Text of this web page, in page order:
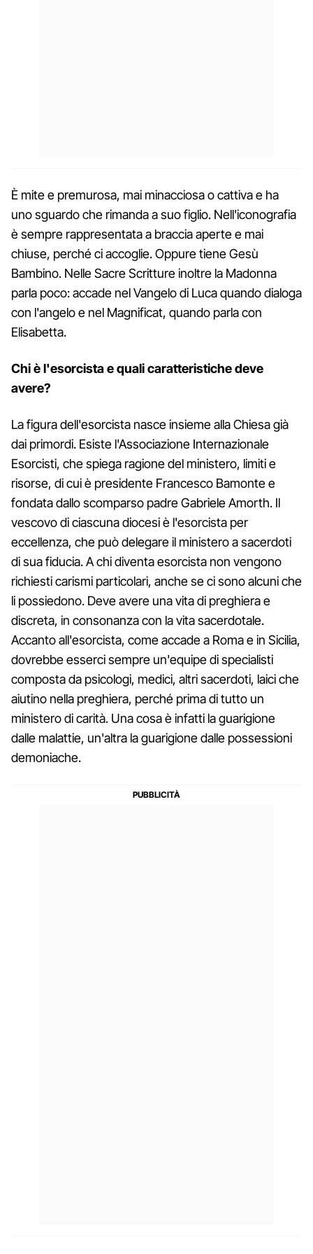
È mite e premurosa, mai minacciosa o cattiva e ha
uno sguardo che rimanda a suo figlio. Nell'iconografia
è sempre rappresentata a braccia aperte e mai
chiuse, perché ci accoglie. Oppure tiene Gesù
Bambino. Nelle Sacre Scritture inoltre la Madonna
parla poco: accade nel Vangelo di Luca quando dialoga
con l'angelo e nel Magnificat, quando parla con
Elisabetta.
Chi è l'esorcista e quali caratteristiche deve
avere?
La figura dell'esorcista nasce insieme alla Chiesa già
dai primordi. Esiste l'Associazione Internazionale
Esorcisti, che spiega ragione del ministero, limiti e
risorse, di cui è presidente Francesco Bamonte e
fondata dallo scomparso padre Gabriele Amorth. Il
vescovo di ciascuna diocesi è l'esorcista per
eccellenza, che può delegare il ministero a sacerdoti
di sua fiducia. A chi diventa esorcista non vengono
richiesti carismi particolari, anche se ci sono alcuni che
li possiedono. Deve avere una vita di preghiera e
discreta, in consonanza con la vita sacerdotale.
Accanto all'esorcista, come accade a Roma e in Sicilia,
dovrebbe esserci sempre un'equipe di specialisti
composta da psicologi, medici, altri sacerdoti, laici che
aiutino nella preghiera, perché prima di tutto un
ministero di carità. Una cosa è infatti la guarigione
dalle malattie, un'altra la guarigione dalle possessioni
demoniache.